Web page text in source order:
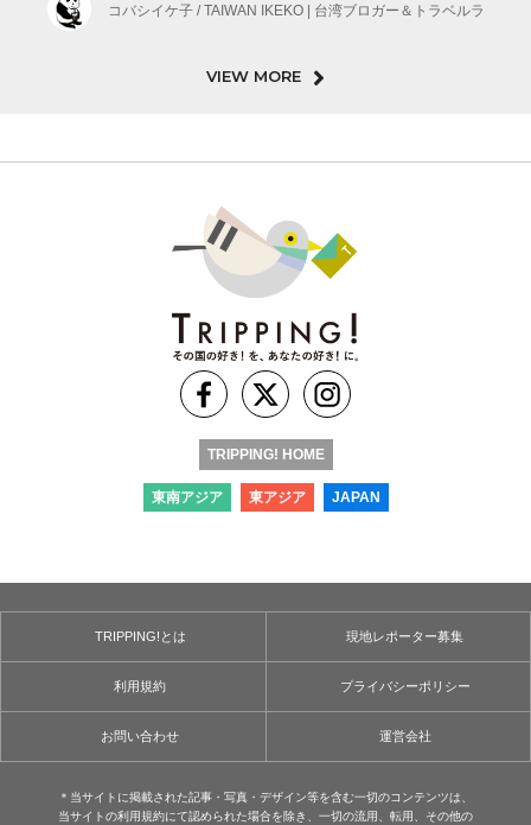
コバシイケ子 / TAIWAN IKEKO | 台湾ブロガー＆トラベルラ
VIEW MORE
TRIPPING! HOME
東南アジア 東アジア JAPAN
TRIPPING!とは 現地レポーター募集
利用規約 プライバシーポリシー
お問い合わせ 運営会社
＊当サイトに掲載された記事・写真・デザイン等を含む⼀切のコンテンツは、
当サイトの利用規約にて認められた場合を除き、⼀切の流用、転⽤、その他の